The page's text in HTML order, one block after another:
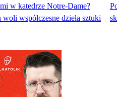
w katedrze Notre-Dame?
współczesne dzieła sztuki